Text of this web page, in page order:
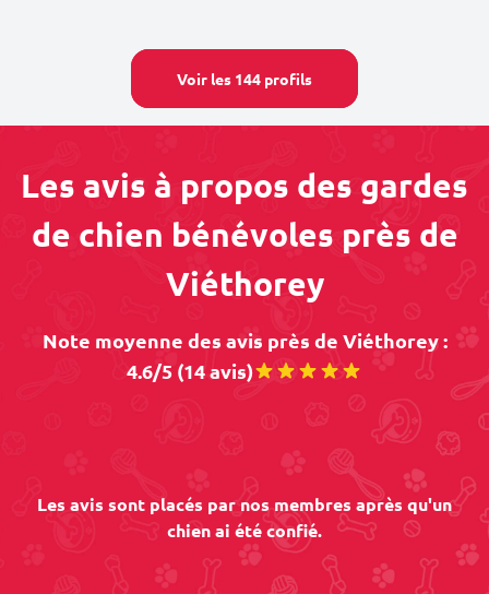
Voir les 144 profils
Les avis à propos des gardes
de chien bénévoles près de
Viéthorey
Note moyenne des avis près de Viéthorey :
4.6/5 (14 avis)
Les avis sont placés par nos membres après qu'un
chien ai été confié.